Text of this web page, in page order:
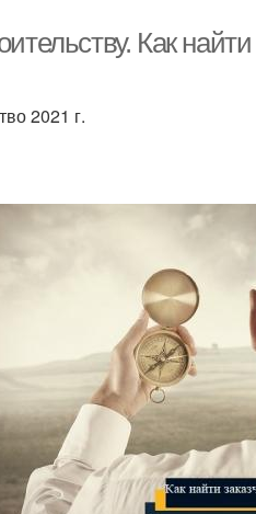
Как
2021 г.